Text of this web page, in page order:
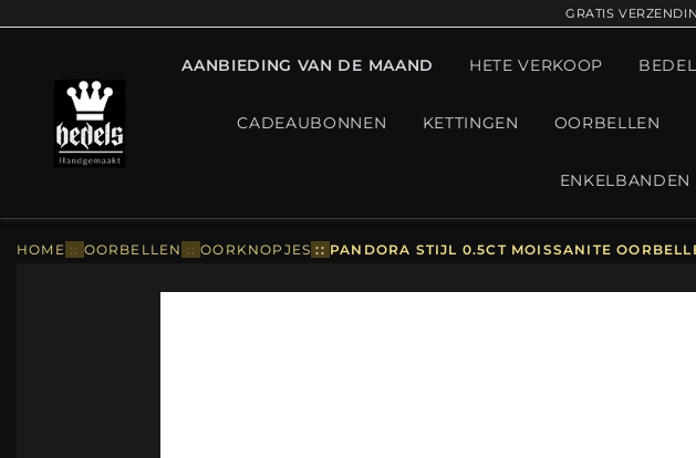
GRATIS
AANBIEDING VAN DE MAAND HETE VERKOOP
CADEAUBONNEN KETTINGEN OORBELLEN
ENKELBANDEN
HOME :: OORBELLEN ::OORKNOPJES :: PANDORA STIJL 0.5CT MOISSANITE